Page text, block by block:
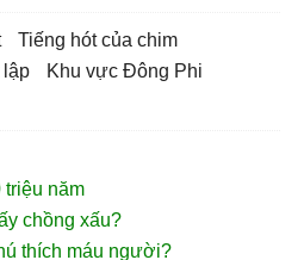
tiếng hót của chim
lập
khu vực Đông Phi
triệu năm
chồng xấu?
thích máu người?